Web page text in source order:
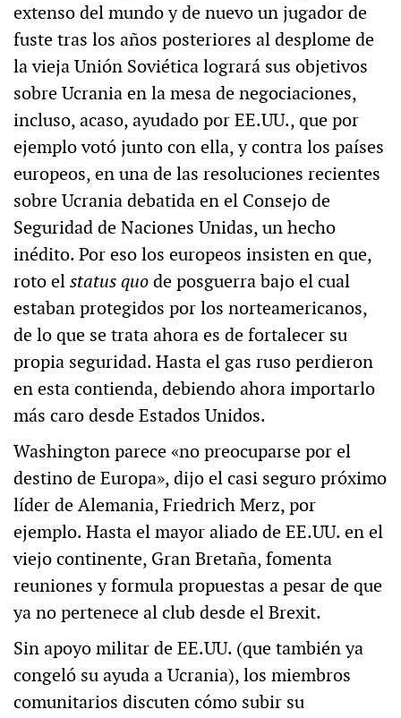
extenso del mundo y de nuevo un jugador de
fuste tras los años posteriores al desplome de
la vieja Unión Soviética logrará sus objetivos
sobre Ucrania en la mesa de negociaciones,
incluso, acaso, ayudado por EE.UU., que por
ejemplo votó junto con ella, y contra los países
europeos, en una de las resoluciones recientes
sobre Ucrania debatida en el Consejo de
Seguridad de Naciones Unidas, un hecho
inédito. Por eso los europeos insisten en que,
roto elstatus quode posguerra bajo el cual
estaban protegidos por los norteamericanos,
de lo que se trata ahora es de fortalecer su
propia seguridad. Hasta el gas ruso perdieron
en esta contienda, debiendo ahora importarlo
más caro desde Estados Unidos.
Washington parece «no preocuparse por el
destino de Europa», dijo el casi seguro próximo
líder de Alemania, Friedrich Merz, por
ejemplo. Hasta el mayor aliado de EE.UU. en el
viejo continente, Gran Bretaña, fomenta
reuniones y formula propuestas a pesar de que
ya no pertenece al club desde el Brexit.
Sin apoyo militar de EE.UU. (que también ya
congeló su ayuda a Ucrania), los miembros
comunitarios discuten cómo subir su